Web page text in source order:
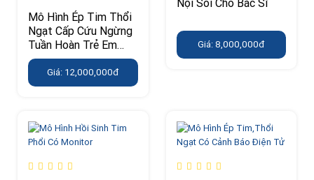
Mô Hình Ép Tim Thổi
Ngạt Cấp Cứu Ngừng
Tuần Hoàn Trẻ Em
CPR MONITOR
Giá: 12,000,000đ
Nội Soi Cho Bác Sĩ
Giá: 8,000,000đ